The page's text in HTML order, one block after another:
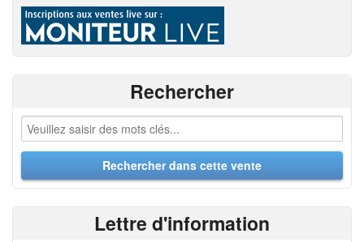
Rechercher
Lettre d'information